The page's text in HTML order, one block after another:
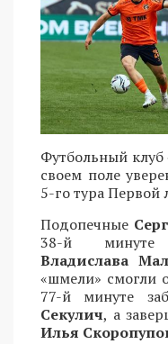
Футбольный клуб
своем поле
5-го тура Первой
Подопечные
38-й минуте
Владислава
«шмели» смогли
77-й минуте
Секулич, а
Илья